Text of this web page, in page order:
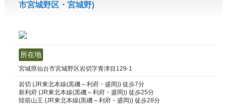
市宮城野区・宮城野)
所在地
宮城県仙台市宮城野区岩切字青津目129-1
岩切 (JR東北本線(黒磯～利府・盛岡)) 徒歩7分
新利府 (JR東北本線(黒磯～利府・盛岡)) 徒歩25分
陸前山王 (JR東北本線(黒磯～利府・盛岡)) 徒歩28分